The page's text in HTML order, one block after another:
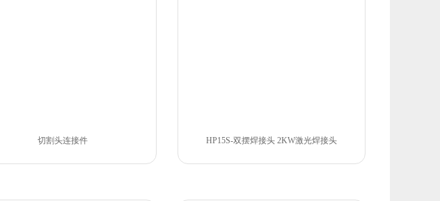
切割头连接件 HP15S-双摆焊接头 2KW激光焊接头